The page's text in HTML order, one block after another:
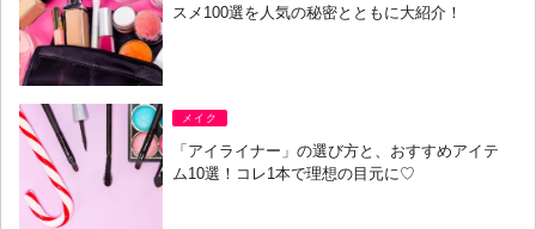
スメ100選を人気の秘密とともに大紹介！
メイク
「アイライナー」の選び方と、おすすめアイテ
ム10選！コレ1本で理想の目元に♡